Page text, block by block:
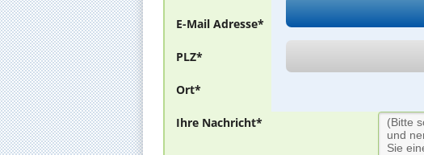
E-Mail Adresse*
PLZ*
Ort*
Ihre Nachricht*